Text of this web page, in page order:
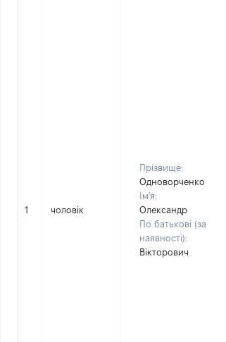
1 чоловік
Прізвище:
Одноворченко
Ім'я:
Олександр
По батькові (за
наявності):
Вікторович